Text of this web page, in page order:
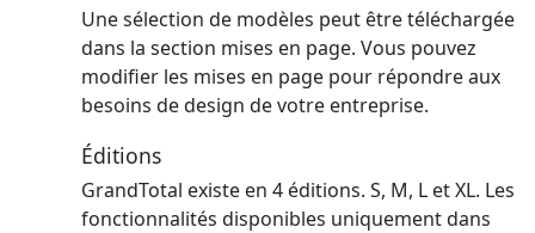
Une sélection de modèles peut être téléchargée
dans la section mises en page. Vous pouvez
modifier les mises en page pour répondre aux
besoins de design de votre entreprise.
Éditions
GrandTotal existe en 4 éditions. S, M, L et XL. Les
fonctionnalités disponibles uniquement dans